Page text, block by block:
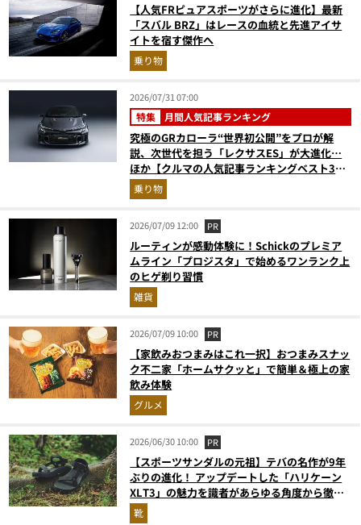
【人気FRピュアスポーツがさらに進化】最新
「スバル BRZ」はレースの血統と先進アイサ
イトを宿す傑作へ
乗り物
2026/07/31 07:00
特集 月間人気記事ランキング
究極のGRカローラ“世界初公開”をプロが解
説、次世代を担う「レクサスES」が大進化…
ほか【クルマの人気記事ランキングベスト3】
（2026年6月版）
乗り物
2026/07/09 12:00 PR
ルーティンが感動体験に！Schickのプレミア
ムライン「プロジスタ」で始めるワンランク上
のヒゲ剃り習慣
雑貨
2026/07/09 10:00 PR
【家飲みおつまみはこれ一択】おつまみスナッ
ク不二家「ホームサクッと」で簡単＆極上の家
飲み体験
グルメ
2026/06/30 10:00 PR
【スポーツサンダルの元祖】テバの名作が9年
ぶりの進化！ アップデートした「ハリケーン
XLT3」の魅力を識者があらゆる角度から徹底
解説！
靴